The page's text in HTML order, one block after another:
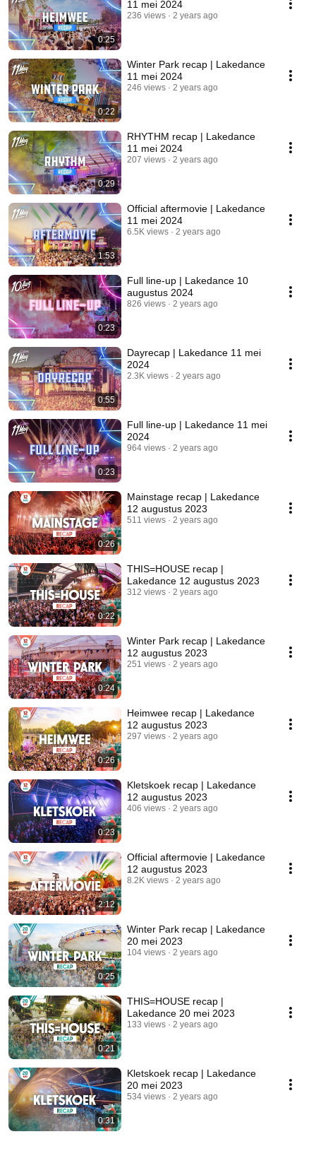
0:25
11 mei 2024
236 views 2 years ago
0:22
Winter Park recap | Lakedance
11 mei 2024
246 views 2 years ago
0:29
RHYTHM recap | Lakedance
11 mei 2024
207 views 2 years ago
1:53
Official aftermovie | Lakedance
11 mei 2024
6.5K views 2 years ago
0:23
Full line-up | Lakedance 10
augustus 2024
826 views 2 years ago
0:55
Dayrecap | Lakedance 11 mei
2024
2.3K views 2 years ago
0:23
Full line-up | Lakedance 11 mei
2024
964 views 2 years ago
0:26
Mainstage recap | Lakedance
12 augustus 2023
511 views 2 years ago
0:22
THIS=HOUSE recap |
Lakedance 12 augustus 2023
312 views 2 years ago
0:24
Winter Park recap | Lakedance
12 augustus 2023
251 views 2 years ago
0:26
Heimwee recap | Lakedance
12 augustus 2023
297 views 2 years ago
0:23
Kletskoek recap | Lakedance
12 augustus 2023
406 views 2 years ago
2:12
Official aftermovie | Lakedance
12 augustus 2023
8.2K views 2 years ago
0:25
Winter Park recap | Lakedance
20 mei 2023
104 views 2 years ago
0:21
THIS=HOUSE recap |
Lakedance 20 mei 2023
133 views 2 years ago
0:31
Kletskoek recap | Lakedance
20 mei 2023
534 views 2 years ago